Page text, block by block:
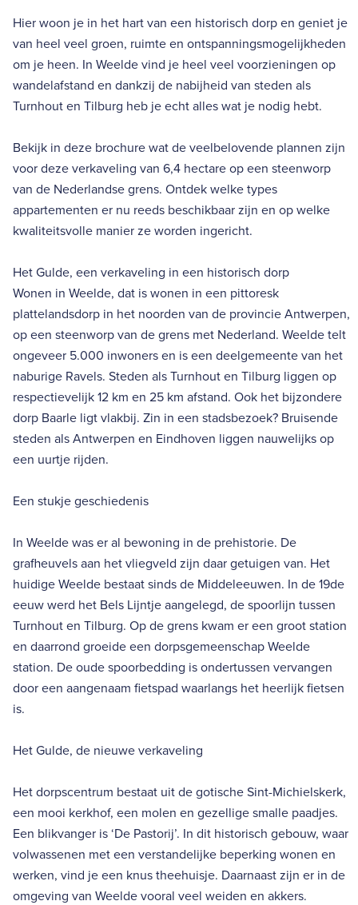
Hier woon je in het hart van een historisch dorp en geniet je
van heel veel groen, ruimte en ontspanningsmogelijkheden
om je heen. In Weelde vind je heel veel voorzieningen op
wandelafstand en dankzij de nabijheid van steden als
Turnhout en Tilburg heb je echt alles wat je nodig hebt.
Bekijk in deze brochure wat de veelbelovende plannen zijn
voor deze verkaveling van 6,4 hectare op een steenworp
van de Nederlandse grens. Ontdek welke types
appartementen er nu reeds beschikbaar zijn en op welke
kwaliteitsvolle manier ze worden ingericht.
Het Gulde, een verkaveling in een historisch dorp
Wonen in Weelde, dat is wonen in een pittoresk
plattelandsdorp in het noorden van de provincie Antwerpen,
op een steenworp van de grens met Nederland. Weelde telt
ongeveer 5.000 inwoners en is een deelgemeente van het
naburige Ravels. Steden als Turnhout en Tilburg liggen op
respectievelijk 12 km en 25 km afstand. Ook het bijzondere
dorp Baarle ligt vlakbij. Zin in een stadsbezoek? Bruisende
steden als Antwerpen en Eindhoven liggen nauwelijks op
een uurtje rijden.
Een stukje geschiedenis
In Weelde was er al bewoning in de prehistorie. De
grafheuvels aan het vliegveld zijn daar getuigen van. Het
huidige Weelde bestaat sinds de Middeleeuwen. In de 19de
eeuw werd het Bels Lijntje aangelegd, de spoorlijn tussen
Turnhout en Tilburg. Op de grens kwam er een groot station
en daarrond groeide een dorpsgemeenschap Weelde
station. De oude spoorbedding is ondertussen vervangen
door een aangenaam fietspad waarlangs het heerlijk fietsen
is.
Het Gulde, de nieuwe verkaveling
Het dorpscentrum bestaat uit de gotische Sint-Michielskerk,
een mooi kerkhof, een molen en gezellige smalle paadjes.
Een blikvanger is ‘De Pastorij’. In dit historisch gebouw, waar
volwassenen met een verstandelijke beperking wonen en
werken, vind je een knus theehuisje. Daarnaast zijn er in de
omgeving van Weelde vooral veel weiden en akkers.